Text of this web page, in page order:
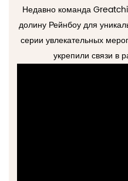
Недавно команда
долину Рейнбоу для
серии увлекательных
укрепили связи в